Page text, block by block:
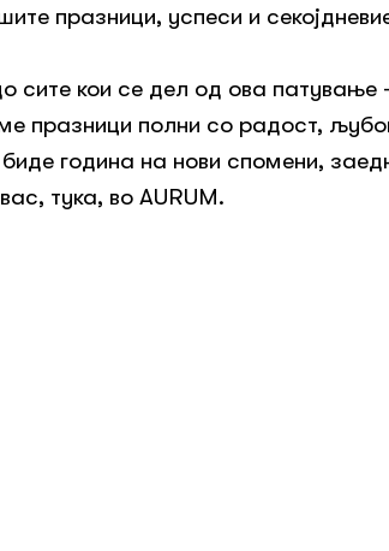
празници, успеси и
сите кои се дел од ова патување
празници полни со радост,
година на нови спомени,
вас, тука, во AURUM.